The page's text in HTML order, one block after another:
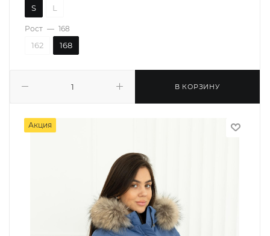
В КОРЗИНУ
S L
Рост — 168
162 168
Акция